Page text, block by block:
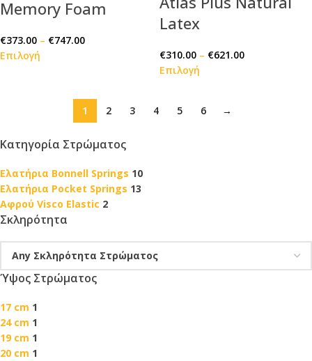
Κατηγορία Στρώματος
Ελατήρια Bonnell Springs 10
Ελατήρια Pocket Springs 13
Αφρού Visco Elastic 2
Σκληρότητα
Ύψος Στρώματος
17 cm 1
24 cm 1
19 cm 1
20 cm 1
Memory Foam
€373.00 – €747.00
Επιλογή
Latex
€310.00 – €621.00
Επιλογή
1 2 3 4 5 6 →